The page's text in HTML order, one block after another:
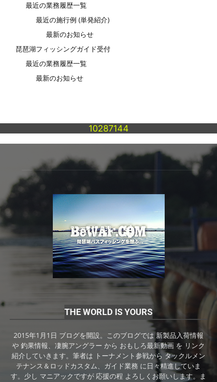
最近の業務履歴一覧
最近の施行例 (単発紹介)
最新のお知らせ
琵琶湖フィッシングガイド受付
最近の業務履歴一覧
最新のお知らせ
10287144
THE WORLD IS YOURS
2015年1月1日 ブログを開設。このブログでは 新製品入荷情報
や 釣果情報、凄腕アングラー から おもしろ最新動画 を リンク
紹介していきます。筆者は トーナメント参戦から タックルメン
テナンス＆ロッドカスタム、ガイド業務 に日々精進していま
す。少し マニアックですが 応援の程 よろしくお願いします。ま